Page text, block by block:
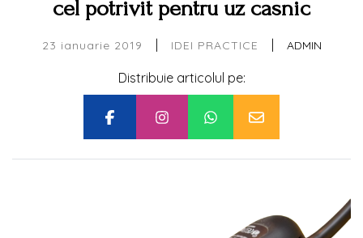
cel potrivit pentru uz casnic
23 ianuarie 2019 IDEI PRACTICE ADMIN
Distribuie articolul pe: